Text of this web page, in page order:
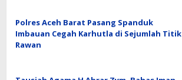
Polres Aceh Barat Pasang Spanduk
Imbauan Cegah Karhutla di Sejumlah Titik
Rawan